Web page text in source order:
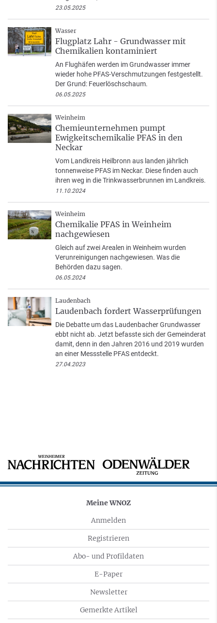
23.05.2025
Wasser
Flugplatz Lahr - Grundwasser mit
Chemikalien kontaminiert
An Flughäfen werden im Grundwasser immer
wieder hohe PFAS-Verschmutzungen festgestellt.
Der Grund: Feuerlöschschaum.
06.05.2025
Weinheim
Chemieunternehmen pumpt
Ewigkeitschemikalie PFAS in den
Neckar
Vom Landkreis Heilbronn aus landen jährlich
tonnenweise PFAS im Neckar. Diese finden auch
ihren weg in die Trinkwasserbrunnen im Landkreis.
11.10.2024
Weinheim
Chemikalie PFAS in Weinheim
nachgewiesen
Gleich auf zwei Arealen in Weinheim wurden
Verunreinigungen nachgewiesen. Was die
Behörden dazu sagen.
06.05.2024
Laudenbach
Laudenbach fordert Wasserprüfungen
Die Debatte um das Laudenbacher Grundwasser
ebbt nicht ab. Jetzt befasste sich der Gemeinderat
damit, denn in den Jahren 2016 und 2019 wurden
an einer Messstelle PFAS entdeckt.
27.04.2023
Meine WNOZ
Anmelden
Registrieren
Abo- und Profildaten
E-Paper
Newsletter
Gemerkte Artikel